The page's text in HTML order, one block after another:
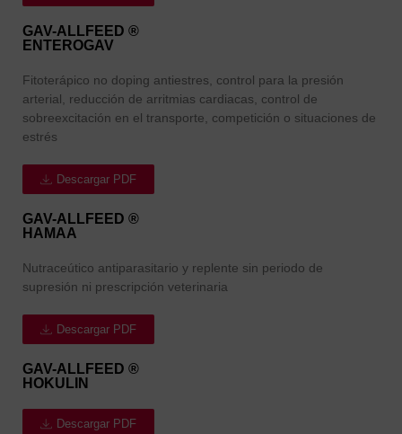
GAV-ALLFEED ®
ENTEROGAV
Fitoterápico no doping antiestres, control para la presión
arterial, reducción de arritmias cardiacas, control de
sobreexcitación en el transporte, competición o situaciones de
estrés
Descargar PDF
GAV-ALLFEED ®
HAMAA
Nutraceútico antiparasitario y replente sin periodo de
supresión ni prescripción veterinaria
Descargar PDF
GAV-ALLFEED ®
HOKULIN
Descargar PDF